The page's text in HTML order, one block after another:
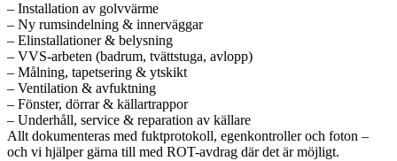
– Installation av golvvärme
– Ny rumsindelning & innerväggar
– Elinstallationer & belysning
– VVS-arbeten (badrum, tvättstuga, avlopp)
– Målning, tapetsering & ytskikt
– Ventilation & avfuktning
– Fönster, dörrar & källartrappor
– Underhåll, service & reparation av källare
Allt dokumenteras med fuktprotokoll, egenkontroller och foton –
och vi hjälper gärna till med ROT-avdrag där det är möjligt.